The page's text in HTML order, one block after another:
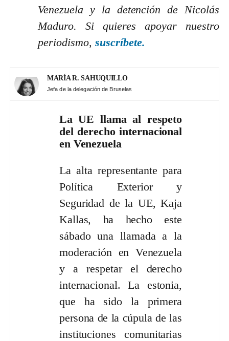
Venezuela y la detención de Nicolás
Maduro. Si quieres apoyar nuestro
periodismo, suscríbete.
MARÍA R. SAHUQUILLO
Jefa de la delegación de Bruselas
La UE llama al respeto
del derecho internacional
en Venezuela
La alta representante para
Política Exterior y
Seguridad de la UE, Kaja
Kallas, ha hecho este
sábado una llamada a la
moderación en Venezuela
y a respetar el derecho
internacional. La estonia,
que ha sido la primera
persona de la cúpula de las
instituciones comunitarias